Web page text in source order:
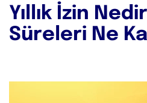
Yıllık İzin
Süreleri Ne